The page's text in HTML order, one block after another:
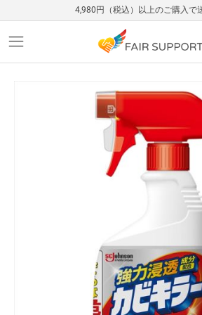
4,980円（税込）以上のご購入で